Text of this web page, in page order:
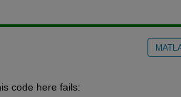
code here fails: